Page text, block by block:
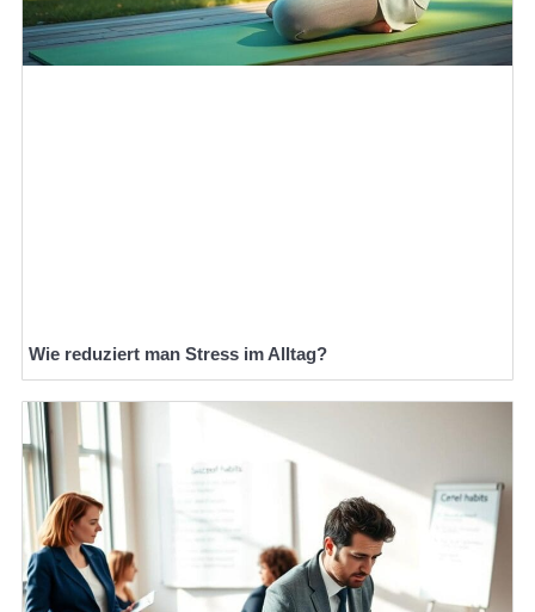
Wie reduziert man Stress im Alltag?